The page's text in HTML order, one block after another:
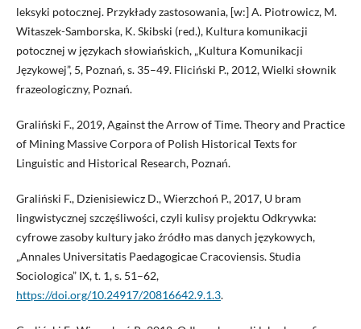
leksyki potocznej. Przykłady zastosowania, [w:] A. Piotrowicz, M.
Witaszek-Samborska, K. Skibski (red.), Kultura komunikacji
potocznej w językach słowiańskich, „Kultura Komunikacji
Językowej”, 5, Poznań, s. 35–49. Fliciński P., 2012, Wielki słownik
frazeologiczny, Poznań.
Graliński F., 2019, Against the Arrow of Time. Theory and Practice
of Mining Massive Corpora of Polish Historical Texts for
Linguistic and Historical Research, Poznań.
Graliński F., Dzienisiewicz D., Wierzchoń P., 2017, U bram
lingwistycznej szczęśliwości, czyli kulisy projektu Odkrywka:
cyfrowe zasoby kultury jako źródło mas danych językowych,
„Annales Universitatis Paedagogicae Cracoviensis. Studia
Sociologica” IX, t. 1, s. 51–62,
https://doi.org/10.24917/20816642.9.1.3.